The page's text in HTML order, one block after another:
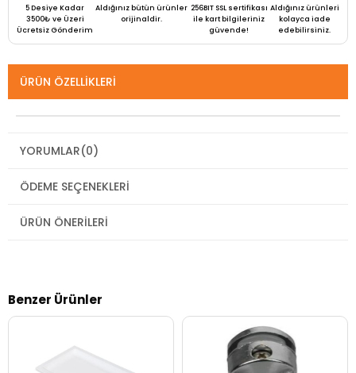
5 Desiye Kadar
3500₺ ve Üzeri
Ücretsiz Gönderim
Aldığınız bütün ürünler
orijinaldir.
256BIT SSL sertifikası
ile kart bilgileriniz
güvende!
Aldığınız ürünleri
kolayca iade
edebilirsiniz.
ÜRÜN ÖZELLIKLERI
YORUMLAR(0)
ÖDEME SEÇENEKLERI
ÜRÜN ÖNERILERI
Benzer Ürünler